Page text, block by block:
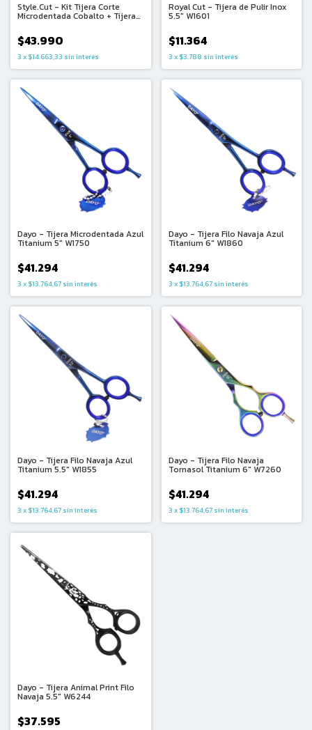
Style.Cut - Kit Tijera Corte
Microdentada Cobalto + Tijera
Cartuchera
$43.990
3 x $14.663,33 sin interés
Royal Cut - Tijera de Pulir Inox
5.5" W1601
$11.364
3 x $3.788 sin interés
Dayo - Tijera Microdentada Azul
Titanium 5" W1750
$41.294
3 x $13.764,67 sin interés
Dayo - Tijera Filo Navaja Azul
Titanium 6" W1860
$41.294
3 x $13.764,67 sin interés
Dayo - Tijera Filo Navaja Azul
Titanium 5.5" W1855
$41.294
3 x $13.764,67 sin interés
Dayo - Tijera Filo Navaja
Tornasol Titanium 6″ W7260
$41.294
3 x $13.764,67 sin interés
Dayo - Tijera Animal Print Filo
Navaja 5.5″ W6244
$37.595